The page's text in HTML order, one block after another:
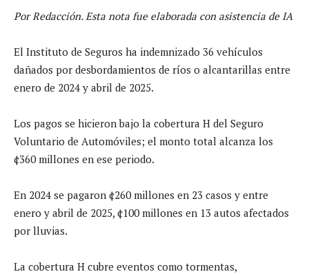
Por Redacción. Esta nota fue elaborada con asistencia de IA
El Instituto de Seguros ha indemnizado 36 vehículos
dañados por desbordamientos de ríos o alcantarillas entre
enero de 2024 y abril de 2025.
Los pagos se hicieron bajo la cobertura H del Seguro
Voluntario de Automóviles; el monto total alcanza los
¢360 millones en ese periodo.
En 2024 se pagaron ¢260 millones en 23 casos y entre
enero y abril de 2025, ¢100 millones en 13 autos afectados
por lluvias.
La cobertura H cubre eventos como tormentas,